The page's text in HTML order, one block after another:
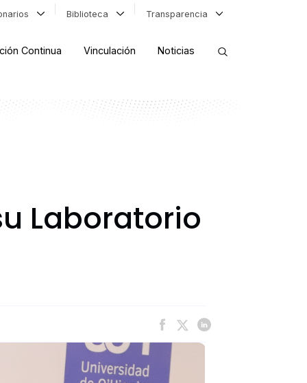
Biblioteca Transparencia
Continua Vinculación Noticias
Laboratorio